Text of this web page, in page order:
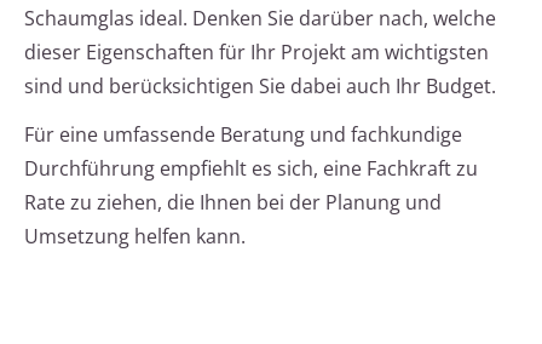
Schaumglas ideal. Denken Sie darüber nach, welche
dieser Eigenschaften für Ihr Projekt am wichtigsten
sind und berücksichtigen Sie dabei auch Ihr Budget.
Für eine umfassende Beratung und fachkundige
Durchführung empfiehlt es sich, eine Fachkraft zu
Rate zu ziehen, die Ihnen bei der Planung und
Umsetzung helfen kann.